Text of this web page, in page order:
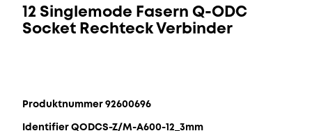
12 Singlemode Fasern Q-ODC
Socket Rechteck Verbinder
Produktnummer 92600696
Identifier QODCS-Z/M-A600-12_3mm